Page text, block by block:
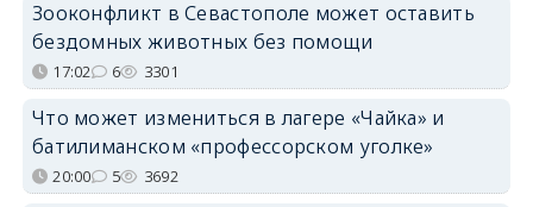
Зооконфликт в Севастополе может оставить
бездомных животных без помощи
17:02 6 3301
Что может измениться в лагере «Чайка» и
батилиманском «профессорском уголке»
20:00 5 3692